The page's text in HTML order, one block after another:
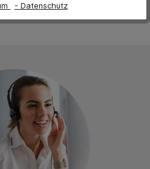
- Datenschutz